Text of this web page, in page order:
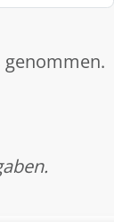
genommen.